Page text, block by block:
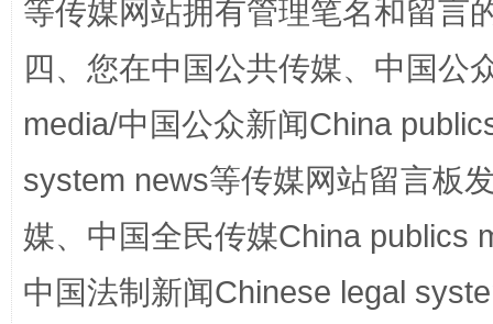
国家大学科技园优化重塑工作
等传媒网站拥有管理笔名和留言
四、您在中国公共传媒、中国公
media/中国公众新闻China
system news等传媒网站留言板
媒、中国全民传媒China publics
中国法制新闻Chinese legal